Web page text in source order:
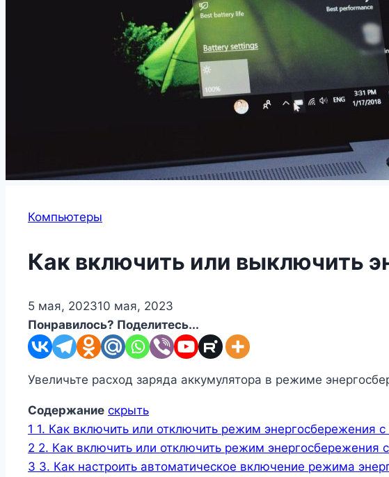
Компьютеры
Как включить или выключить
5 мая, 202310 мая, 2023
Понравилось? Поделитесь...
Увеличьте расход заряда аккумулятора в режиме
Содержание скрыть
1 1. Как включить или отключить режим энергосбережения
2 2. Как включить или отключить режим
3 3. Как настроить автоматическое включение режима